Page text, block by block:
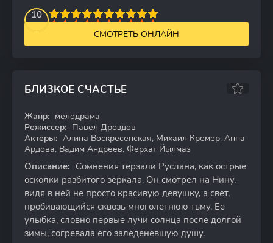
10
4 5 6 7 8 9 10
СМОТРЕТЬ ОНЛАЙН
БЛИЗКОЕ СЧАСТЬЕ
WEB-DL
6.66
Жанр: мелодрама
Режиссер: Павел Дроздов
Актёры: Алина Воскресенская, Михаил Кремер, Анна
Ардова, Вадим Андреев, Ферхат Йылмаз
Описание: Сомнения терзали Руслана, как острые
осколки разбитого зеркала. Он смотрел на Нину,
видя в ней не просто красивую девушку, а свет,
пробивающийся сквозь многолетнюю тьму. Ее
улыбка, словно первые лучи солнца после долгой
зимы, согревала его заледеневшую душу.